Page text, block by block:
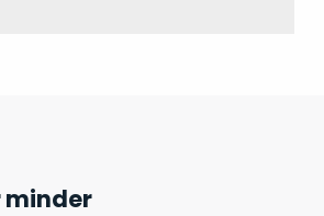
minder